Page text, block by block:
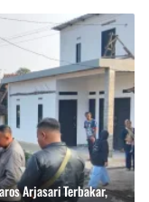
Arjasari Terbakar,